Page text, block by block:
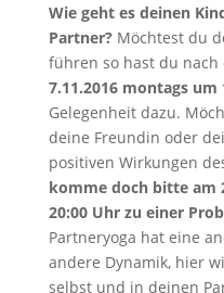
Wie geht es deinen
Partner?Möchtest du
führen so hast du
7.11.2016 montags um
Gelegenheit dazu.
deine Freundin oder
positiven Wirkungen
komme doch bitte am
20:00 Uhr zu einer
Partneryoga hat eine
andere Dynamik, hier
selbst und in deinen